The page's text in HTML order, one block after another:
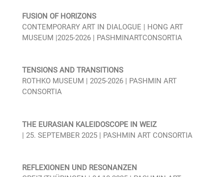
FUSION OF HORIZONS
CONTEMPORARY ART IN DIALOGUE | HONG ART
MUSEUM |2025-2026 | PASHMINARTCONSORTIA
TENSIONS AND TRANSITIONS
ROTHKO MUSEUM | 2025-2026 | PASHMIN ART
CONSORTIA
THE EURASIAN KALEIDOSCOPE IN WEIZ
| 25. SEPTEMBER 2025 | PASHMIN ART CONSORTIA
REFLEXIONEN UND RESONANZEN